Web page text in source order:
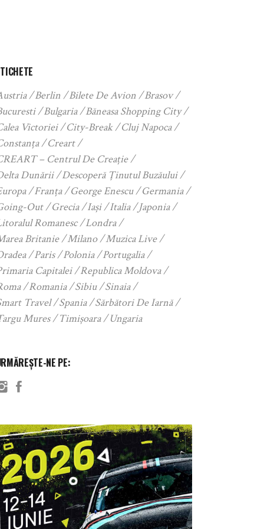
Berlin Bilete De Avion
Brasov
Bulgaria
Băneasa Shopping City
Victoriei
City-Break
Cluj Napoca
Creart
– Centrul De Creație
Dunării
Descoperă Ținutul Buzăului
Franța George Enescu
Germania
Out
Grecia Iași Italia
Japonia
Romanesc
Londra
Britanie
Milano
Muzica Live
Paris Polonia
Portugalia
Capitalei
Republica Moldova
Romania Sibiu
Sinaia
Travel
Spania
Sărbători De Iarnă
Mures
Timișoara Ungaria
NE PE: